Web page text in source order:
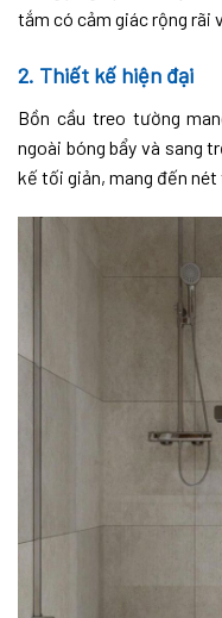
tắm có cảm giác rộng rãi
2. Thiết kế hiện đại
Bồn cầu treo tường
ngoài bóng bẩy và sang
kế tối giản, mang đến